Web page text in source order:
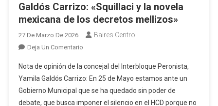
Galdós Carrizo: «Squillaci y la novela
mexicana de los decretos mellizos»
27 De Marzo De 2026 Baires Centro
Deja Un ComentarioEn
Carrizo:
«Squillaci
Y
La
Nota de opinión de la concejal del Interbloque Peronista,
Yamila Galdós Carrizo: En 25 de Mayo estamos ante un
Gobierno Municipal que se ha quedado sin poder de
debate, que busca imponer el silencio en el HCD porque no